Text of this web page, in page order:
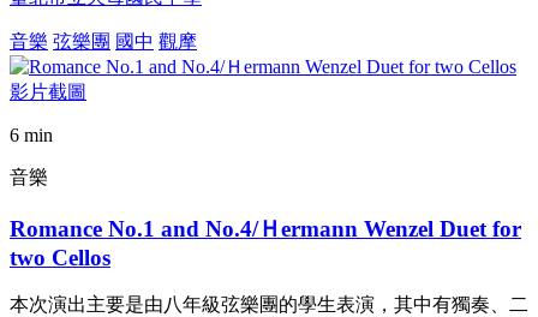
音樂 弦樂團 國中 觀摩
6 min
音樂
Romance No.1 and No.4/Ｈermann Wenzel Duet for
two Cellos
本次演出主要是由八年級弦樂團的學生表演，其中有獨奏、二